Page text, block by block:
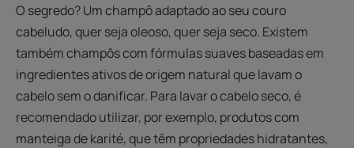
O segredo? Um champô adaptado ao seu couro
cabeludo, quer seja oleoso, quer seja seco. Existem
também champôs com fórmulas suaves baseadas em
ingredientes ativos de origem natural que lavam o
cabelo sem o danificar. Para lavar o cabelo seco, é
recomendado utilizar, por exemplo, produtos com
manteiga de karité, que têm propriedades hidratantes,